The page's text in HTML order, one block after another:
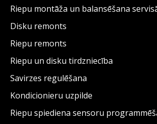
Riepu montāža un balansēšana
Disku remonts
Riepu remonts
Riepu un disku tirdzniecība
Savirzes regulēšana
Kondicionieru uzpilde
Riepu spiediena sensoru